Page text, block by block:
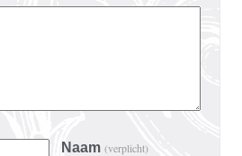
Naam (verplicht)